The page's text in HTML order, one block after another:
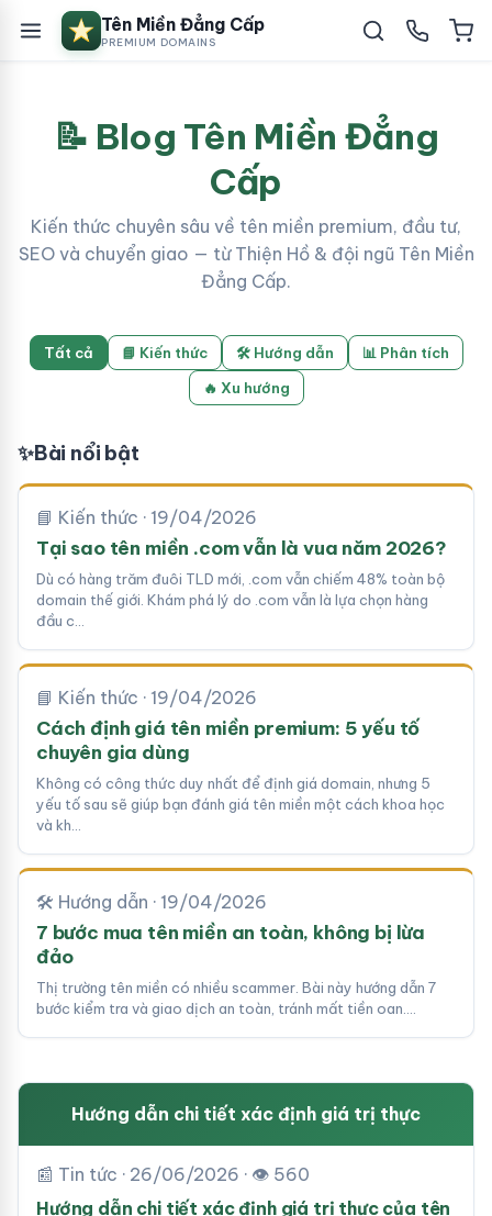
Tên Miền Đẳng Cấp
PREMIUM DOMAINS
📝 Blog Tên Miền Đẳng
Cấp
Kiến thức chuyên sâu về tên miền premium, đầu tư,
SEO và chuyển giao — từ Thiện Hồ & đội ngũ Tên Miền
Đẳng Cấp.
Tất cả 📘 Kiến thức 🛠 Hướng dẫn
📊 Phân tích
🔥 Xu hướng
✨Bài nổi bật
📘 Kiến thức · 19/04/2026
Tại sao tên miền .com vẫn là vua năm 2026?
Dù có hàng trăm đuôi TLD mới, .com vẫn chiếm 48% toàn bộ
domain thế giới. Khám phá lý do .com vẫn là lựa chọn hàng
đầu c…
📘 Kiến thức · 19/04/2026
Cách định giá tên miền premium: 5 yếu tố
chuyên gia dùng
Không có công thức duy nhất để định giá domain, nhưng 5
yếu tố sau sẽ giúp bạn đánh giá tên miền một cách khoa học
và kh…
🛠 Hướng dẫn · 19/04/2026
7 bước mua tên miền an toàn, không bị lừa
đảo
Thị trường tên miền có nhiều scammer. Bài này hướng dẫn 7
bước kiểm tra và giao dịch an toàn, tránh mất tiền oan.…
Hướng dẫn chi tiết xác định giá trị thực
📰 Tin tức · 26/06/2026 · 👁 560
Hướng dẫn chi tiết xác định giá trị thực của tên